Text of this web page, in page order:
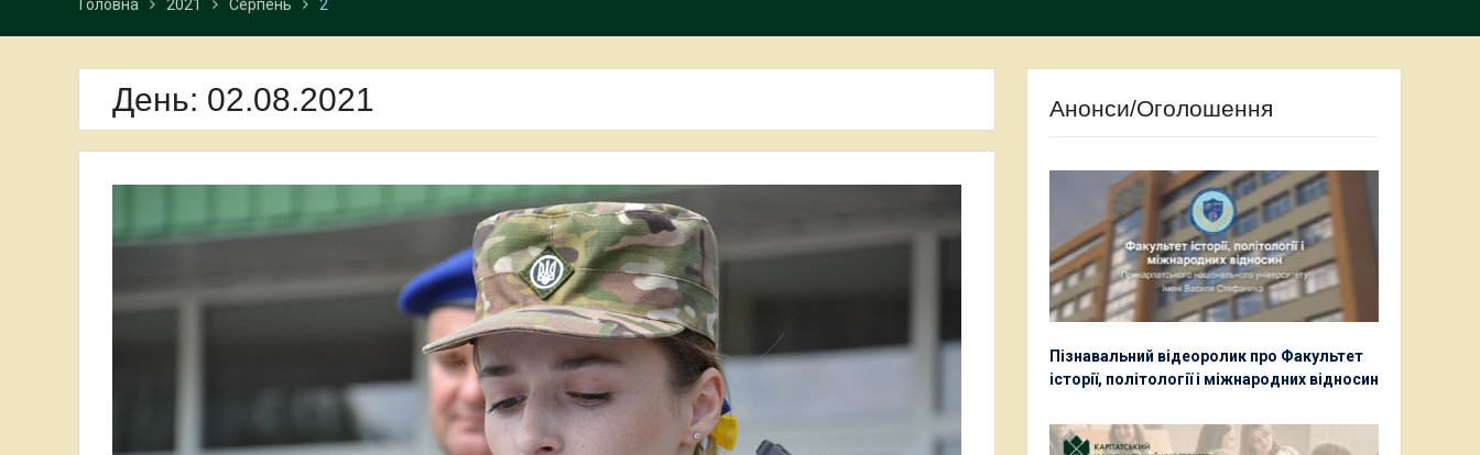
Головна 2021 Серпень 2
День: 02.08.2021 Анонси/Оголошення
Пізнавальний відеоролик про Факультет
історії, політології і міжнародних відносин